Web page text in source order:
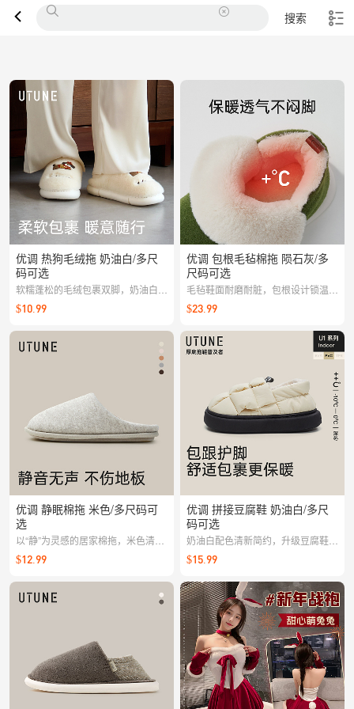
搜索
优调 热狗毛绒拖 奶油白/多尺
码可选
软糯蓬松的毛绒包裹双脚，奶油白清
爽高级；脚感轻盈不累脚，底部防滑
纹理加持，居家行走更踏实。
$10.99
优调 静眠棉拖 米色/多尺码可
选
以“静”为灵感的居家棉拖，米色清雅
百搭。柔软内里温暖包裹，轻盈鞋底
行走更安静，脚感舒适不累脚，是秋
冬居家的惬意之选。
$12.99
优调 包根毛毡棉拖 陨石灰/多
尺码可选
毛毡鞋面耐磨耐脏，包根设计锁温防
滑，适合秋冬日常穿搭
$23.99
优调 拼接豆腐鞋 奶油白/多尺
码可选
奶油白配色清新简约，升级豆腐鞋底
柔软护足，居家出行皆宜
$15.99